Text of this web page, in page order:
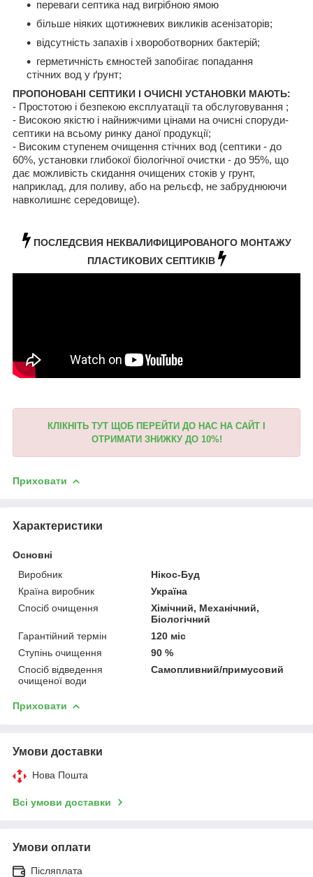
переваги септика над вигрібною ямою
більше ніяких щотижневих викликів асенізаторів;
відсутність запахів і хвороботворних бактерій;
герметичність ємностей запобігає попадання
стічних вод у ґрунт;
ПРОПОНОВАНІ СЕПТИКИ І ОЧИСНІ УСТАНОВКИ МАЮТЬ:
- Простотою і безпекою експлуатації та обслуговування ;
- Високою якістю і найнижчими цінами на очисні споруди-
септики на всьому ринку даної продукції;
- Високим ступенем очищення стічних вод (септики - до
60%, установки глибокої біологічної очистки - до 95%, що
дає можливість скидання очищених стоків у грунт,
наприклад, для поливу, або на рельєф, не забруднюючи
навколишнє середовище).
ПОСЛЕДСВИЯ НЕКВАЛИФИЦИРОВАНОГО МОНТАЖУ
ПЛАСТИКОВИХ СЕПТИКІВ
КЛІКНІТЬ ТУТ ЩОБ ПЕРЕЙТИ ДО НАС НА САЙТ І
ОТРИМАТИ ЗНИЖКУ ДО 10%!
Приховати
Характеристики
Основні
Виробник
Нікос-Буд
Країна виробник
Україна
Спосіб очищення
Хімічний, Механічний,
Біологічний
Гарантійний термін
120 міс
Ступінь очищення
90 %
Спосіб відведення
очищеної води
Самопливний/примусовий
Приховати
Умови доставки
Нова Пошта
Всі умови доставки
Умови оплати
Післяплата